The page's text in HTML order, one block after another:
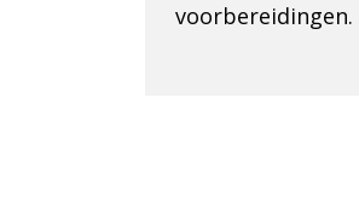
voorbereidingen.